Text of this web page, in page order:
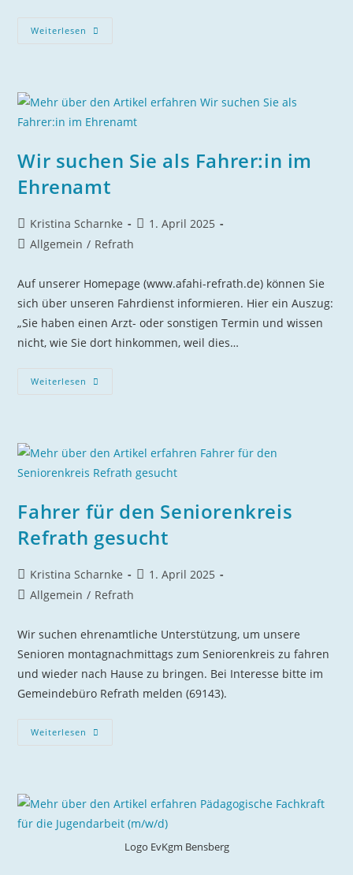
Weiterlesen Wir,
E.V.,
Suchen
Sie
!
Wir suchen Sie als Fahrer:in im
Ehrenamt
Beitrags-
Autor:
Kristina Scharnke
Beitrag
1. April 2025
Beitrags-
Allgemein / Refrath
Auf unserer Homepage (www.afahi-refrath.de) können Sie
sich über unseren Fahrdienst informieren. Hier ein Auszug:
„Sie haben einen Arzt- oder sonstigen Termin und wissen
nicht, wie Sie dort hinkommen, weil dies…
Weiterlesen Wir
Ehrenamt
Fahrer für den Seniorenkreis
Refrath gesucht
Beitrags-
Autor:
Kristina Scharnke
Beitrag
1. April 2025
Beitrags-
Allgemein / Refrath
Wir suchen ehrenamtliche Unterstützung, um unsere
Senioren mon­tag­nach­mit­tags zum Seniorenkreis zu fahren
und wieder nach Hause zu bringen. Bei Interesse bitte im
Gemeindebüro Refrath melden (69143).
Weiterlesen Fahrer
Logo EvKgm Bensberg